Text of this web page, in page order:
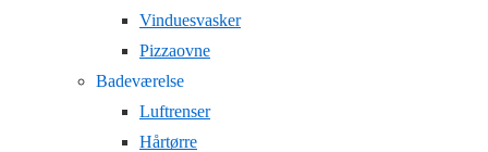
Vinduesvasker
Pizzaovne
Badeværelse
Luftrenser
Hårtørre